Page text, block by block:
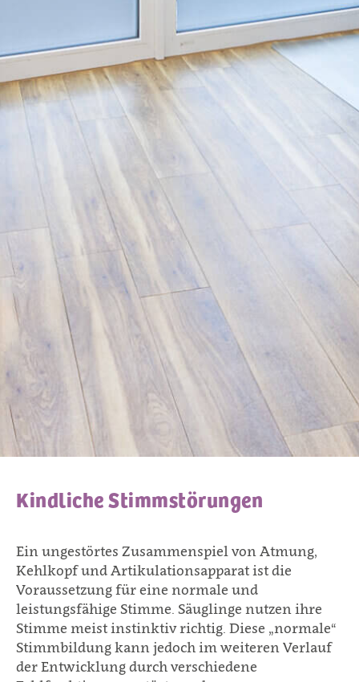
Kindliche Stimmstörungen
Ein ungestörtes Zusammenspiel von Atmung,
Kehlkopf und Artikulationsapparat ist die
Voraussetzung für eine normale und
leistungsfähige Stimme. Säuglinge nutzen ihre
Stimme meist instinktiv richtig. Diese „normale“
Stimmbildung kann jedoch im weiteren Verlauf
der Entwicklung durch verschiedene